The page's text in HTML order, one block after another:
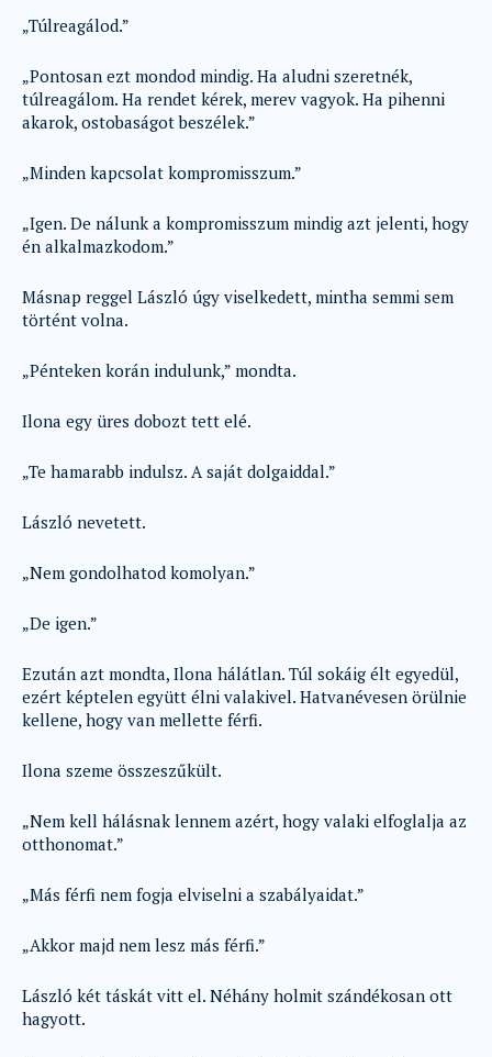
„Túlreagálod.”
„Pontosan ezt mondod mindig. Ha aludni szeretnék,
túlreagálom. Ha rendet kérek, merev vagyok. Ha pihenni
akarok, ostobaságot beszélek.”
„Minden kapcsolat kompromisszum.”
„Igen. De nálunk a kompromisszum mindig azt jelenti, hogy
én alkalmazkodom.”
Másnap reggel László úgy viselkedett, mintha semmi sem
történt volna.
„Pénteken korán indulunk,” mondta.
Ilona egy üres dobozt tett elé.
„Te hamarabb indulsz. A saját dolgaiddal.”
László nevetett.
„Nem gondolhatod komolyan.”
„De igen.”
Ezután azt mondta, Ilona hálátlan. Túl sokáig élt egyedül,
ezért képtelen együtt élni valakivel. Hatvanévesen örülnie
kellene, hogy van mellette férfi.
Ilona szeme összeszűkült.
„Nem kell hálásnak lennem azért, hogy valaki elfoglalja az
otthonomat.”
„Más férfi nem fogja elviselni a szabályaidat.”
„Akkor majd nem lesz más férfi.”
László két táskát vitt el. Néhány holmit szándékosan ott
hagyott.